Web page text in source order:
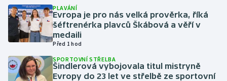
Jezdectví
Judo
Krasobruslení
PLAVÁNÍ
Evropa je pro nás velká prověrka, říká
šéftrenérka plavců Škábová a věří v
medaili
Před 1 hod
SPORTOVNÍ STŘELBA
Šindlerová vybojovala titul mistryně
Evropy do 23 let ve střelbě ze sportovní